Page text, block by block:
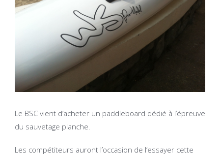
Le BSC vient d’acheter un paddleboard dédié à l’épreuve
du sauvetage planche.
Les compétiteurs auront l’occasion de l’essayer cette